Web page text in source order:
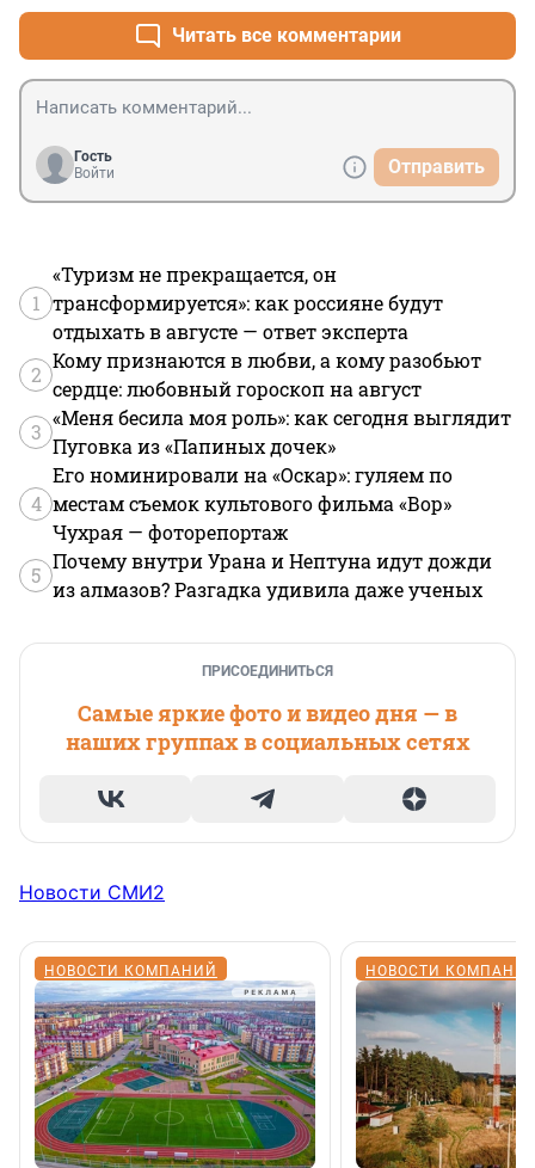
Читать все комментарии
Гость
Войти
Отправить
1
«Туризм не прекращается, он
трансформируется»: как россияне будут
отдыхать в августе — ответ эксперта
2
Кому признаются в любви, а кому разобьют
сердце: любовный гороскоп на август
3
«Меня бесила моя роль»: как сегодня выглядит
Пуговка из «Папиных дочек»
4
Его номинировали на «Оскар»: гуляем по
местам съемок культового фильма «Вор»
Чухрая — фоторепортаж
5
Почему внутри Урана и Нептуна идут дожди
из алмазов? Разгадка удивила даже ученых
ПРИСОЕДИНИТЬСЯ
Самые яркие фото и видео дня — в
наших группах в социальных сетях
Новости СМИ2
НОВОСТИ КОМПАНИЙ НОВОСТИ